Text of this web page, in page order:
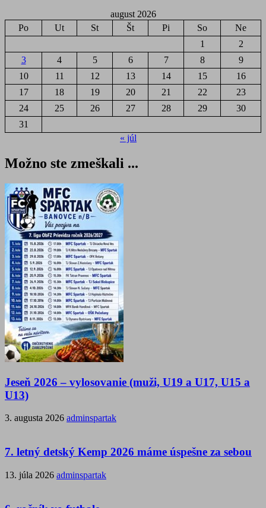
august 2026
Po
Ut St Št Pi So
Ne
1
2
3
4 5 6 7 8
9
10
11 12 13 14 15
16
17
18 19 20 21 22
23
24
25 26 27 28 29
30
31
« júl
Možno ste zmeškali ...
Jeseň 2026 – vylosovanie (muži, U19 a U17, U15 a
U13)
3. augusta 2026 adminspartak
7. letný detský Kemp 2026 máme úspešne za sebou
13. júla 2026 adminspartak